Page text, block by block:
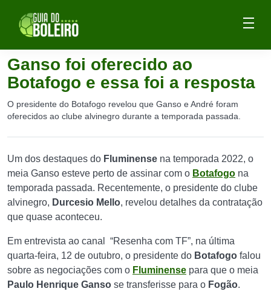
Ganso foi oferecido ao
Botafogo e essa foi a resposta
O presidente do Botafogo revelou que Ganso e André foram
oferecidos ao clube alvinegro durante a temporada passada.
Um dos destaques do Fluminense na temporada 2022, o
meia Ganso esteve perto de assinar com o Botafogo na
temporada passada. Recentemente, o presidente do clube
alvinegro, Durcesio Mello, revelou detalhes da contratação
que quase aconteceu.
Em entrevista ao canal “Resenha com TF”, na última
quarta-feira, 12 de outubro, o presidente do Botafogo falou
sobre as negociações com o Fluminense para que o meia
Paulo Henrique Ganso se transferisse para o Fogão.